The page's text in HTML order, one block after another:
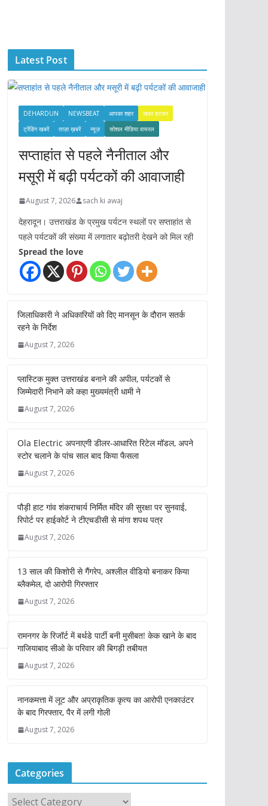
e
s
Latest Post
DEHARDUN NEWSBEAT आपका शहर
खबर हटकर
ट्रेंडिंग खबरें
ताज़ा ख़बरें न्यूज़ सोशल मीडिया वायरल
सप्ताहांत से पहले नैनीताल और
मसूरी में बढ़ी पर्यटकों की आवाजाही
August 7, 2026 sach ki awaj
देहरादून। उत्तराखंड के प्रमुख पर्यटन स्थलों पर सप्ताहांत से
पहले पर्यटकों की संख्या में लगातार बढ़ोतरी देखने को मिल रही
Spread the love
जिलाधिकारी ने अधिकारियों को दिए मानसून के दौरान सतर्क
रहने के निर्देश
August 7, 2026
प्लास्टिक मुक्त उत्तराखंड बनाने की अपील, पर्यटकों से
जिम्मेदारी निभाने को कहा मुख्यमंत्री धामी ने
August 7, 2026
Ola Electric अपनाएगी डीलर-आधारित रिटेल मॉडल, अपने
स्टोर चलाने के पांच साल बाद किया फैसला
August 7, 2026
पौड़ी हाट गांव शंकराचार्य निर्मित मंदिर की सुरक्षा पर सुनवाई,
रिपोर्ट पर हाईकोर्ट ने टीएचडीसी से मांगा शपथ पत्र
August 7, 2026
13 साल की किशोरी से गैंगरेप, अश्लील वीडियो बनाकर किया
ब्लैकमेल, दो आरोपी गिरफ्तार
August 7, 2026
रामनगर के रिजॉर्ट में बर्थडे पार्टी बनी मुसीबत! केक खाने के बाद
गाजियाबाद सीओ के परिवार की बिगड़ी तबीयत
August 7, 2026
नानकमत्ता में लूट और अप्राकृतिक कृत्य का आरोपी एनकाउंटर
के बाद गिरफ्तार, पैर में लगी गोली
August 7, 2026
Categories